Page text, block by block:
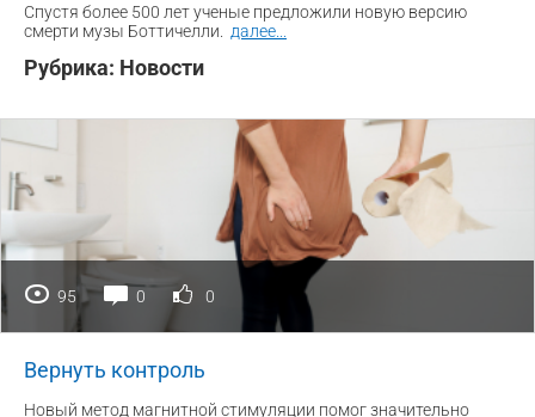
Спустя более 500 лет ученые предложили новую версию
смерти музы Боттичелли.
далее
Рубрика: Новости
95 0 0
Вернуть контроль
Новый метод магнитной стимуляции помог значительно